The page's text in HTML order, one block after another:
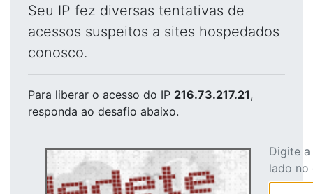
Seu IP fez diversas tentativas de
acessos suspeitos a sites hospedados
conosco.
Para liberar o acesso do IP 216.73.217.21,
responda ao desafio abaixo.
Digite
lado no